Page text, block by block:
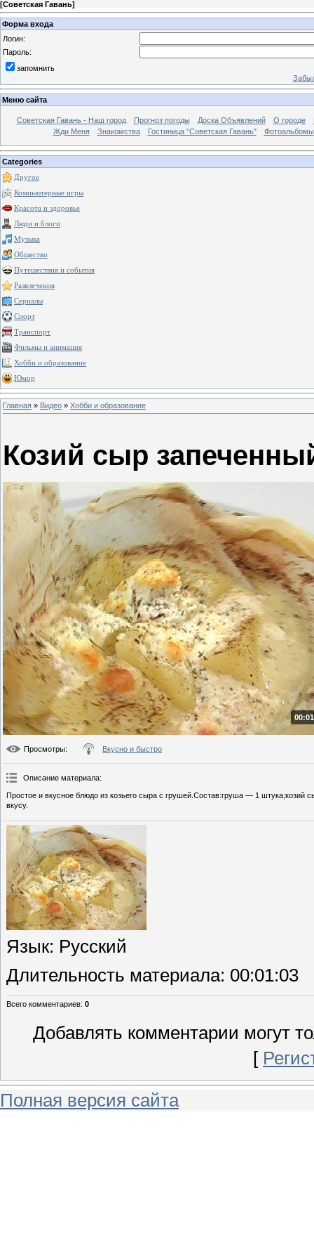
[Советская Гавань]
Форма входа
Логин:
Пароль:
запомнить
Меню сайта
Советская Гавань - Наш город Прогноз погоды Доска Объявлений О городе
Жди Меня
Знакомства Гостиница "Советская Гавань" Фотоальбомы
Categories
Другое
Компьютерные игры
Красота и здоровье
Люди и блоги
Музыка
Общество
Путешествия и события
Развлечения
Сериалы
Спорт
Транспорт
Фильмы и анимация
Хобби и образование
Юмор
Главная » Видео » Хобби и образование
Козий сыр
Просмотры: Вкусно и быстро
Описание материала:
Простое и вкусное блюдо из козьего сыра с грушей.Состав:груша — 1
вкусу.
Язык: Русский
Длительность материала: 00:01:03
Всего комментариев: 0
Добавлять комментарии могут
[
Полная версия сайта